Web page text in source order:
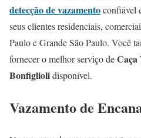
detecção de vazamentoconfiável
seus clientes residenciais,
Paulo e Grande São Paulo. Você
fornecer o melhor serviço deCaça
Bonfigliolidisponível.
Vazamento de